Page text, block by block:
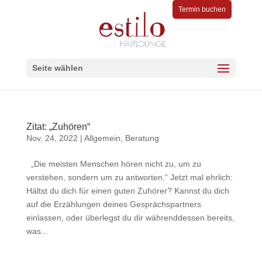
Termin buchen
Seite wählen
Zitat: „Zuhören“
Nov. 24, 2022 | Allgemein Beratung
„Die meisten Menschen hören nicht zu, um zu
verstehen, sondern um zu antworten.“ Jetzt mal ehrlich:
Hältst du dich für einen guten Zuhörer? Kannst du dich
auf die Erzählungen deines Gesprächspartners
einlassen, oder überlegst du dir währenddessen bereits,
was...